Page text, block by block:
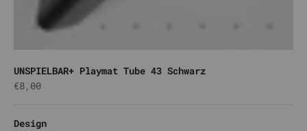
UNSPIELBAR+ Playmat Tube 43 Schwarz
Angebot
€8,00
Design